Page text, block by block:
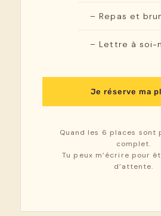
– Repas et
– Lettre à soi-
Je réserve ma
Quand les 6 places sont
complet.
Tu peux m’écrire pour
d’attente.